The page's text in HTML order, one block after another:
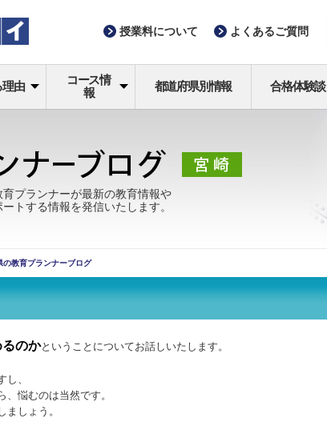
授業料について よくあるご質問
理由
コース情
報
都道府県別情報 合格体験談
プランナーが最新の教育情報や
トする情報を発信いたします。
の教育プランナーブログ
のかということについてお話しいたします。
、
悩むのは当然です。
しょう。